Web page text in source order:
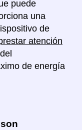
puede
una
de
atención
del
de energía